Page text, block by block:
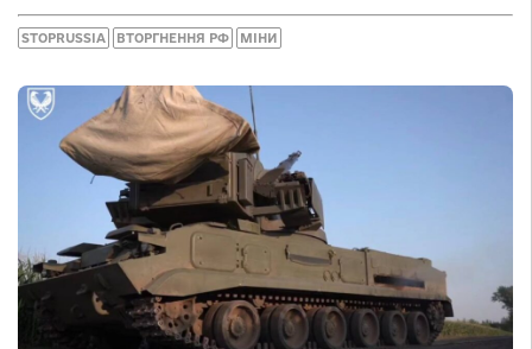
STOPRUSSIA ВТОРГНЕННЯ РФ МІНИ